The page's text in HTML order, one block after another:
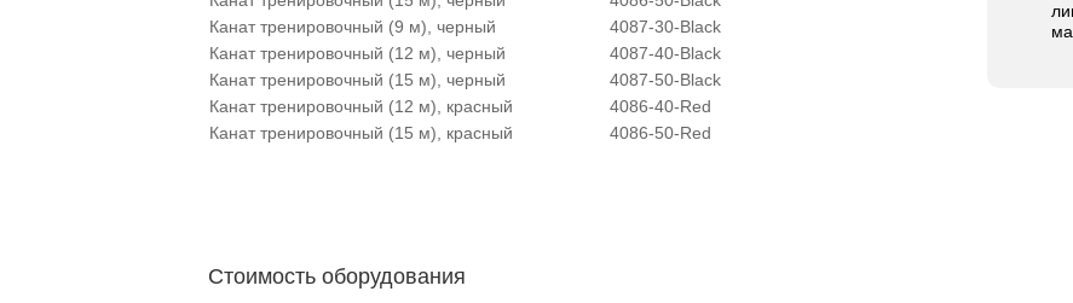
Канат тренировочный (9 м), черный
4087-30-Black
Канат тренировочный (12 м), черный
4087-40-Black
Канат тренировочный (15 м), черный
4087-50-Black
Канат тренировочный (12 м), красный
4086-40-Red
Канат тренировочный (15 м), красный
4086-50-Red
Стоимость оборудования